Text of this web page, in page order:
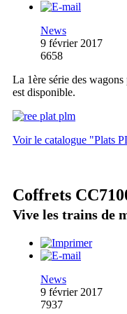
News
9 février 2017
6658
La 1ère série des
est disponible.
Voir le catalogue "Plats
Coffrets
Vive les trains de
News
9 février 2017
7937